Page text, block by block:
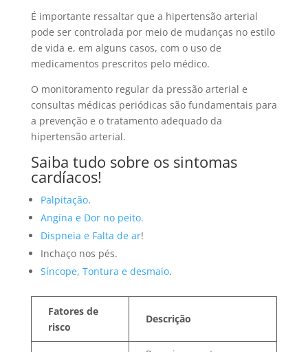
É importante ressaltar que a hipertensão arterial
pode ser controlada por meio de mudanças no estilo
de vida e, em alguns casos, com o uso de
medicamentos prescritos pelo médico.
O monitoramento regular da pressão arterial e
consultas médicas periódicas são fundamentais para
a prevenção e o tratamento adequado da
hipertensão arterial.
Saiba tudo sobre os sintomas
cardíacos!
Palpitação.
Angina e Dor no peito.
Dispneia e Falta de ar!
Inchaço nos pés.
Síncope, Tontura e desmaio.
Fatores de
risco
Descrição